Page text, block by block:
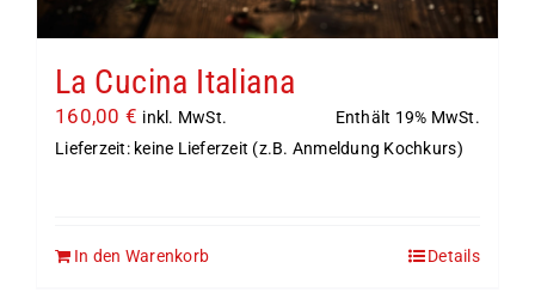
La Cucina Italiana
160,00 € inkl. MwSt.
Enthält 19% MwSt.
Lieferzeit: keine Lieferzeit (z.B. Anmeldung Kochkurs)
In den Warenkorb Details